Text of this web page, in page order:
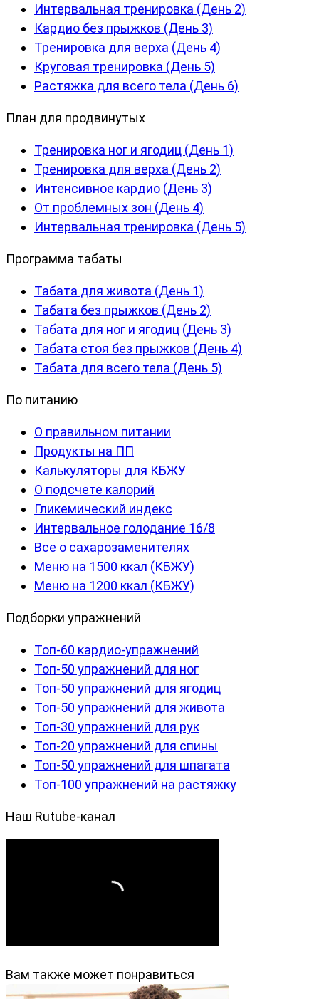
Интервальная тренировка (День 2)
Кардио без прыжков (День 3)
Тренировка для верха (День 4)
Круговая тренировка (День 5)
Растяжка для всего тела (День 6)
План для продвинутых
Тренировка ног и ягодиц (День 1)
Тренировка для верха (День 2)
Интенсивное кардио (День 3)
От проблемных зон (День 4)
Интервальная тренировка (День 5)
Программа табаты
Табата для живота (День 1)
Табата без прыжков (День 2)
Табата для ног и ягодиц (День 3)
Табата стоя без прыжков (День 4)
Табата для всего тела (День 5)
По питанию
О правильном питании
Продукты на ПП
Калькуляторы для КБЖУ
О подсчете калорий
Гликемический индекс
Интервальное голодание 16/8
Все о сахарозаменителях
Меню на 1500 ккал (КБЖУ)
Меню на 1200 ккал (КБЖУ)
Подборки упражнений
Топ-60 кардио-упражнений
Топ-50 упражнений для ног
Топ-50 упражнений для ягодиц
Топ-50 упражнений для живота
Топ-30 упражнений для рук
Топ-20 упражнений для спины
Топ-50 упражнений для шпагата
Топ-100 упражнений на растяжку
Наш Rutube-канал
Вам также может понравиться